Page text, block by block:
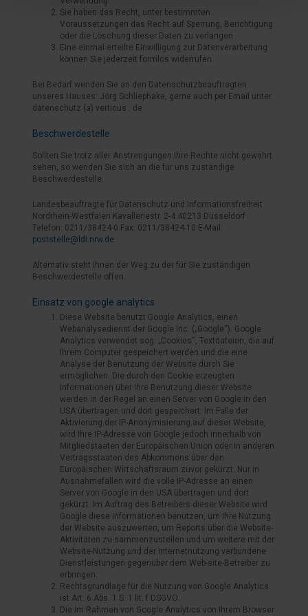
Sie haben das Recht, unter bestimmten
Voraussetzungen das Recht auf Sperrung, Berichtigung
oder die Löschung dieser Daten zu verlangen
Eine einmal erteilte Einwilligung zur Datenverarbeitung
können Sie jederzeit formlos widerrufen
Bei Bedarf wenden Sie an den Datenschutzbeauftragten
unseres Hauses: Jörg Schliephake, gerne auch per Email unter
datenschutz (a) verticus . de
Beschwerdestelle
Sollten Sie trotz aller Anstrengungen Ihre Rechte nicht gewahrt
sehen, so wenden Sie sich an die für uns zuständige
Beschwerdestelle:
Landesbeauftragte für Datenschutz und Informationsfreiheit
Nordrhein-Westfalen Kavalleriestr. 2-4 40213 Düsseldorf
Telefon: 0211/38424-0 Fax: 0211/38424-10 E-Mail:
poststelle@ldi.nrw.de
Alternativ steht Ihnen der Weg zu der für Sie zuständigen
Beschwerdestelle offen.
Einsatz von google analytics
Diese Website benutzt Google Analytics, einen
Webanalysedienst der Google Inc. („Google“). Google
Analytics verwendet sog. „Cookies“, Textdateien, die auf
Ihrem Computer gespeichert werden und die eine
Analyse der Benutzung der Website durch Sie
ermöglichen. Die durch den Cookie erzeugten
Informationen über Ihre Benutzung dieser Website
werden in der Regel an einen Server von Google in den
USA übertragen und dort gespeichert. Im Falle der
Aktivierung der IP-Anonymisierung auf dieser Website,
wird Ihre IP-Adresse von Google jedoch innerhalb von
Mitgliedstaaten der Europäischen Union oder in anderen
Vertragsstaaten des Abkommens über den
Europäischen Wirtschaftsraum zuvor gekürzt. Nur in
Ausnahmefällen wird die volle IP-Adresse an einen
Server von Google in den USA übertragen und dort
gekürzt. Im Auftrag des Betreibers dieser Website wird
Google diese Informationen benutzen, um Ihre Nutzung
der Website auszuwerten, um Reports über die Website-
Aktivitäten zu-sammenzustellen und um weitere mit der
Website-Nutzung und der Internetnutzung verbundene
Dienstleistungen gegenüber dem Web-site-Betreiber zu
erbringen.
Rechtsgrundlage für die Nutzung von Google Analytics
ist Art. 6 Abs. 1 S. 1 lit. f DSGVO.
Die im Rahmen von Google Analytics von Ihrem Browser